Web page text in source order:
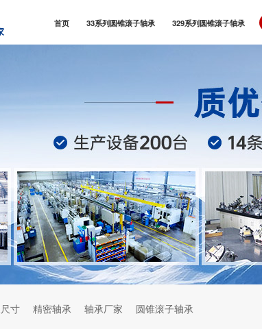
首页 33系列圆锥滚子轴承 329系列圆锥滚子轴承
寸 精密轴承 轴承厂家 圆锥滚子轴承